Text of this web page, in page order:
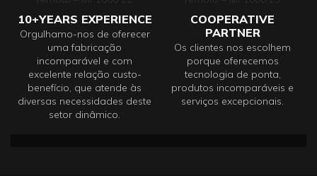
10+YEARS EXPERIENCE
Orgulhamo-nos de oferecer
uma fabricação
incomparável e com
excelente relação custo-
benefício, que atende às
diversas necessidades deste
setor dinâmico.
COOPERATIVE
PARTNER
Os clientes nos escolhem
porque oferecemos
tecnologia de ponta,
produtos incomparáveis ​​e
serviços excepcionais.